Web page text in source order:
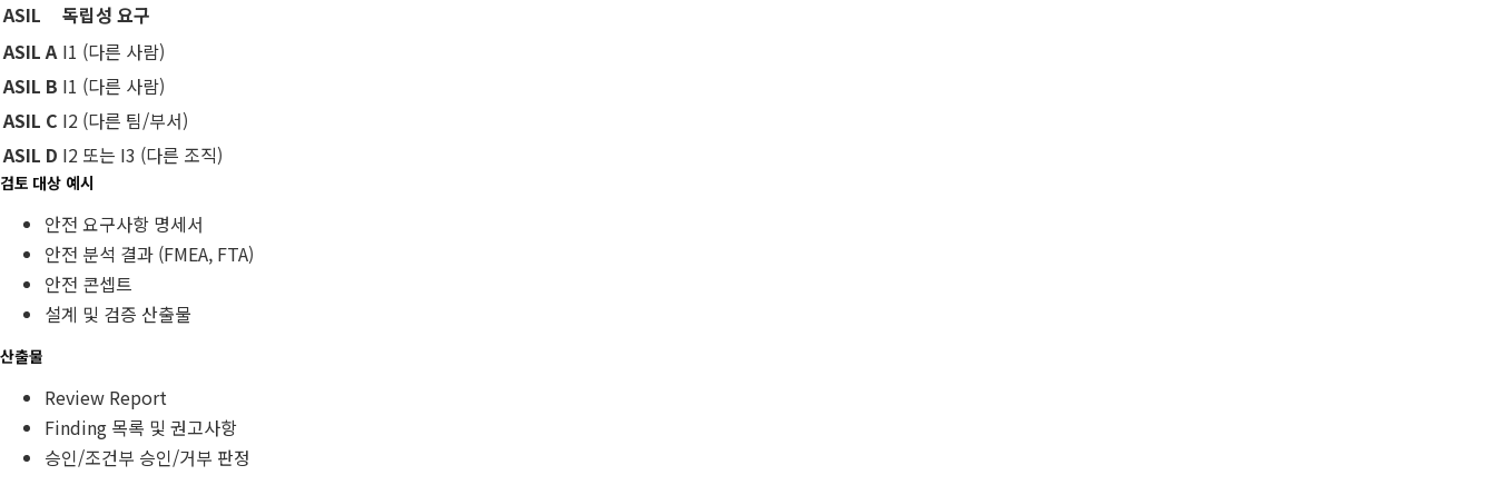
ASIL
독립성 요구
ASIL A I1 (다른 사람)
ASIL B I1 (다른 사람)
ASIL C I2 (다른 팀/부서)
ASIL D I2 또는 I3 (다른 조직)
검토 대상 예시
안전 요구사항 명세서
안전 분석 결과 (FMEA, FTA)
안전 콘셉트
설계 및 검증 산출물
산출물
Review Report
Finding 목록 및 권고사항
승인/조건부 승인/거부 판정